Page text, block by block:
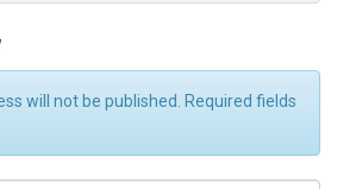
will not be published. Required fields